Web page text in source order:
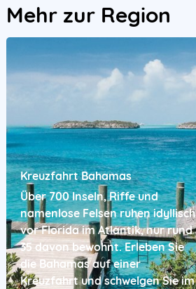
Mehr zur Region
Kreuzfahrt Bahamas
Über 700 Inseln, Riffe und
namenlose Felsen ruhen idyllisch
vor Florida im Atlantik, nur rund
35 davon bewohnt. Erleben Sie
die Bahamas auf einer
Kreuzfahrt und schwelgen Sie im